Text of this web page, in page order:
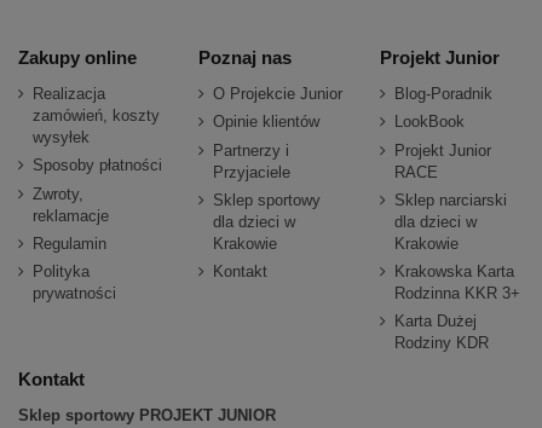
Zakupy online
Realizacja
zamówień, koszty
wysyłek
Sposoby płatności
Zwroty,
reklamacje
Regulamin
Polityka
prywatności
Poznaj nas
O Projekcie Junior
Opinie klientów
Partnerzy i
Przyjaciele
Sklep sportowy
dla dzieci w
Krakowie
Kontakt
Projekt Junior
Blog-Poradnik
LookBook
Projekt Junior
RACE
Sklep narciarski
dla dzieci w
Krakowie
Krakowska Karta
Rodzinna KKR 3+
Karta Dużej
Rodziny KDR
Kontakt
Sklep sportowy PROJEKT JUNIOR